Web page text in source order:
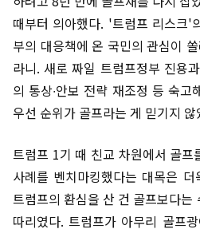
때부터 의아했다. '트럼프 리스크'
부의 대응책에 온 국민의 관심이
라니. 새로 짜일 트럼프정부 진용
의 통상∙안보 전략 재조정 등 숙
우선 순위가 골프라는 게 믿기지 않
트럼프 1기 때 친교 차원에서 골프
사례를 벤치마킹했다는 대목은
트럼프의 환심을 산 건 골프보다는
따리였다. 트럼프가 아무리 골프